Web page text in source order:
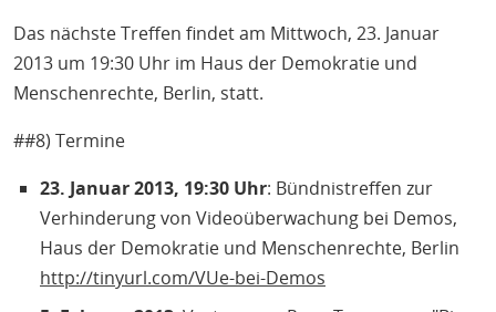
Das nächste Treffen findet am Mittwoch, 23. Januar
2013 um 19:30 Uhr im Haus der Demokratie und
Menschenrechte, Berlin, statt.
##8) Termine
23. Januar 2013, 19:30 Uhr: Bündnistreffen zur
Verhinderung von Videoüberwachung bei Demos,
Haus der Demokratie und Menschenrechte, Berlin
http://tinyurl.com/VUe-bei-Demos